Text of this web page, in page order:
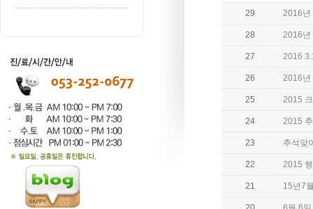
29 2016년
28 2016년
27 2016
26 2016년
25 2015
24 2015
23 추석맞
22 2015
21 15년7